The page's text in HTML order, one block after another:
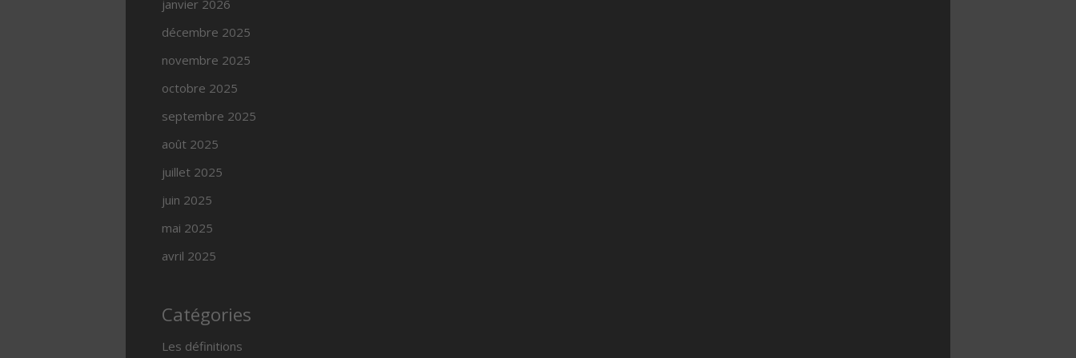
janvier 2026
décembre 2025
novembre 2025
octobre 2025
septembre 2025
août 2025
juillet 2025
juin 2025
mai 2025
avril 2025
Catégories
Les définitions